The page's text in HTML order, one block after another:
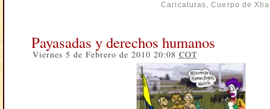
Caricaturas,Cuerpo de
Payasadas y derechos humanos
Viernes 5 de Febrero de 2010 20:08 COT